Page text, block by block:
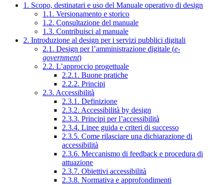
1. Scopo, destinatari e uso del Manuale operativo di design
1.1. Versionamento e storico
1.2. Consultazione del manuale
1.3. Contribuisci al manuale
2. Introduzione al design per i servizi pubblici digitali
2.1. Design per l’amministrazione digitale (e-
government)
2.2. L’approccio progettuale
2.2.1. Buone pratiche
2.2.2. Principi
2.3. Accessibilità
2.3.1. Definizione
2.3.2. Accessibilità by design
2.3.3. Principi per l’accessibilità
2.3.4. Linee guida e criteri di successo
2.3.5. Come rilasciare una dichiarazione di
accessibilità
2.3.6. Meccanismo di feedback e procedura di
attuazione
2.3.7. Obiettivi accessibilità
2.3.8. Normativa e approfondimenti